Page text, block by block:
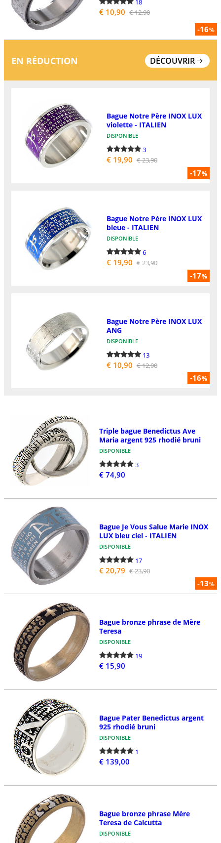
-16%
18
€ 10,90 € 12,90
EN RÉDUCTION DÉCOUVRIR
-17%
Bague Notre Père INOX LUX
violette - ITALIEN
DISPONIBLE
3
€ 19,90 € 23,90
-17%
Bague Notre Père INOX LUX
bleue - ITALIEN
DISPONIBLE
6
€ 19,90 € 23,90
-16%
Bague Notre Père INOX LUX
ANG
DISPONIBLE
13
€ 10,90 € 12,90
Triple bague Benedictus Ave
Maria argent 925 rhodié bruni
DISPONIBLE
3
€ 74,90
-13%
Bague Je Vous Salue Marie INOX
LUX bleu ciel - ITALIEN
DISPONIBLE
17
€ 20,79 € 23,90
Bague bronze phrase de Mère
Teresa
DISPONIBLE
19
€ 15,90
Bague Pater Benedictus argent
925 rhodié bruni
DISPONIBLE
1
€ 139,00
Bague bronze phrase Mère
Teresa de Calcutta
DISPONIBLE